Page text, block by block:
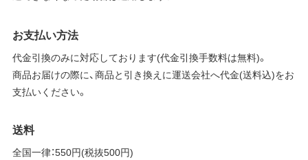
お支払い方法
代金引換のみに対応しております(代金引換手数料は無料)。
商品お届けの際に、商品と引き換えに運送会社へ代金(送料込)をお
支払いください。
送料
全国一律：550円(税抜500円)